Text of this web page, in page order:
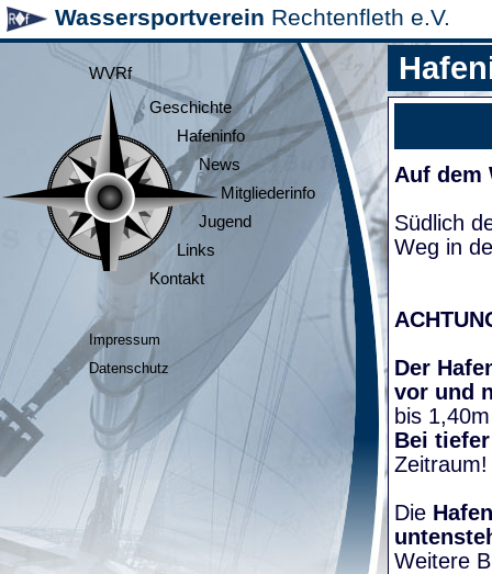
Wassersportverein Rechtenfleth e.V.
WVRf
Geschichte
Hafeninfo
News
Mitgliederinfo
Jugend
Links
Kontakt
Impressum
Datenschutz
Auf dem
Südlich
Weg in
Der
vor und
bis
Bei
Die
Weitere